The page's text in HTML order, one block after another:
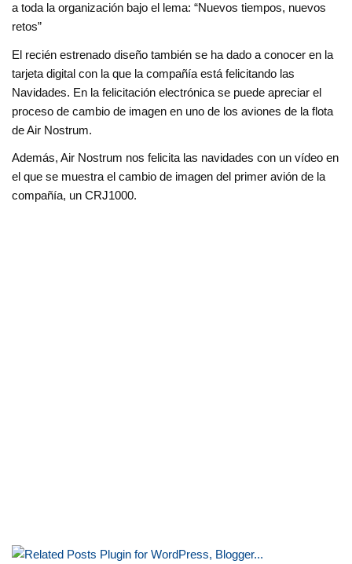
a toda la organización bajo el lema: “Nuevos tiempos, nuevos
retos”
El recién estrenado diseño también se ha dado a conocer en la
tarjeta digital con la que la compañía está felicitando las
Navidades. En la felicitación electrónica se puede apreciar el
proceso de cambio de imagen en uno de los aviones de la flota
de Air Nostrum.
Además, Air Nostrum nos felicita las navidades con un vídeo en
el que se muestra el cambio de imagen del primer avión de la
compañía, un CRJ1000.